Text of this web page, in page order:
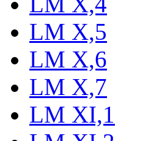
LM X,5
LM X,6
LM X,7
LM XI,1